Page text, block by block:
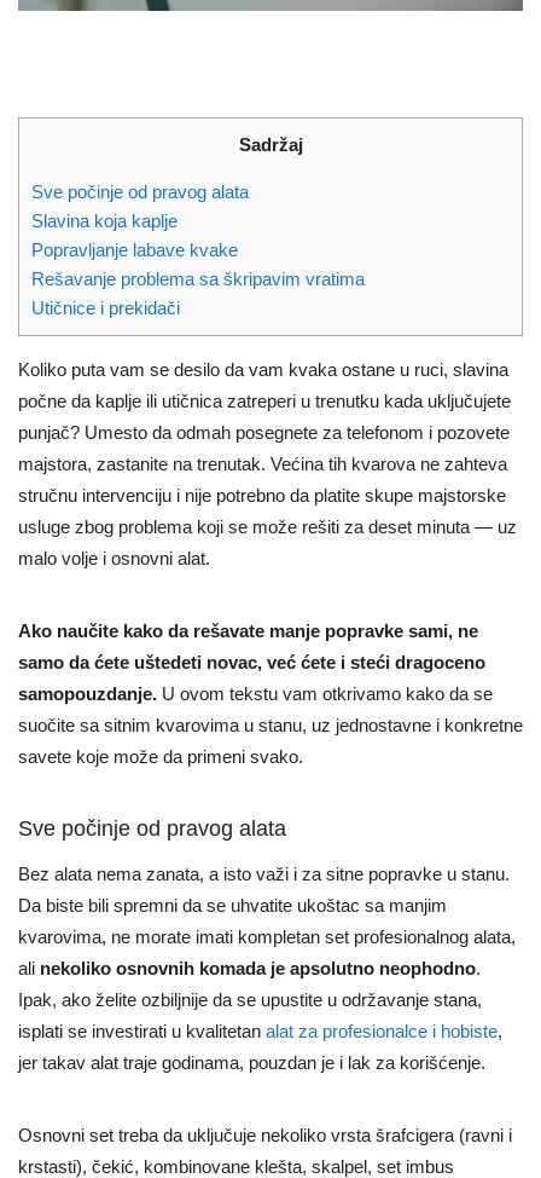
Sadržaj
Sve počinje od pravog alata
Slavina koja kaplje
Popravljanje labave kvake
Rešavanje problema sa škripavim vratima
Utičnice i prekidači
Koliko puta vam se desilo da vam kvaka ostane u ruci, slavina
počne da kaplje ili utičnica zatreperi u trenutku kada uključujete
punjač? Umesto da odmah posegnete za telefonom i pozovete
majstora, zastanite na trenutak. Većina tih kvarova ne zahteva
stručnu intervenciju i nije potrebno da platite skupe majstorske
usluge zbog problema koji se može rešiti za deset minuta — uz
malo volje i osnovni alat.
Ako naučite kako da rešavate manje popravke sami, ne
samo da ćete uštedeti novac, već ćete i steći dragoceno
samopouzdanje. U ovom tekstu vam otkrivamo kako da se
suočite sa sitnim kvarovima u stanu, uz jednostavne i konkretne
savete koje može da primeni svako.
Sve počinje od pravog alata
Bez alata nema zanata, a isto važi i za sitne popravke u stanu.
Da biste bili spremni da se uhvatite ukoštac sa manjim
kvarovima, ne morate imati kompletan set profesionalnog alata,
ali nekoliko osnovnih komada je apsolutno neophodno.
Ipak, ako želite ozbiljnije da se upustite u održavanje stana,
isplati se investirati u kvalitetan alat za profesionalce i hobiste,
jer takav alat traje godinama, pouzdan je i lak za korišćenje.
Osnovni set treba da uključuje nekoliko vrsta šrafcigera (ravni i
krstasti), čekić, kombinovane klešta, skalpel, set imbus